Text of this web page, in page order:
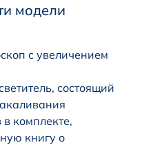
модели
с увеличением
состоящий
комплекте,
книгу о